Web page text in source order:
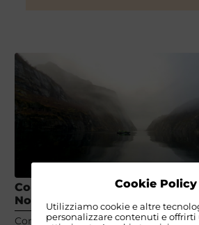
Cookie Policy
Utilizziamo cookie e altre
personalizzare contenuti e offrirti
Come organizzare un viaggio in
Norvegia
Consigli per preparare un viaggio in